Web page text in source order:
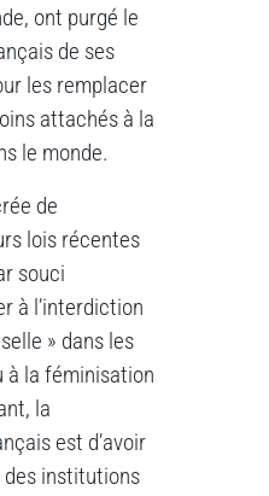
ont purgé le
de ses
les remplacer
attachés à la
le monde.
de
lois récentes
souci
à l’interdiction
» dans les
à la féminisation
la
est d’avoir
des institutions